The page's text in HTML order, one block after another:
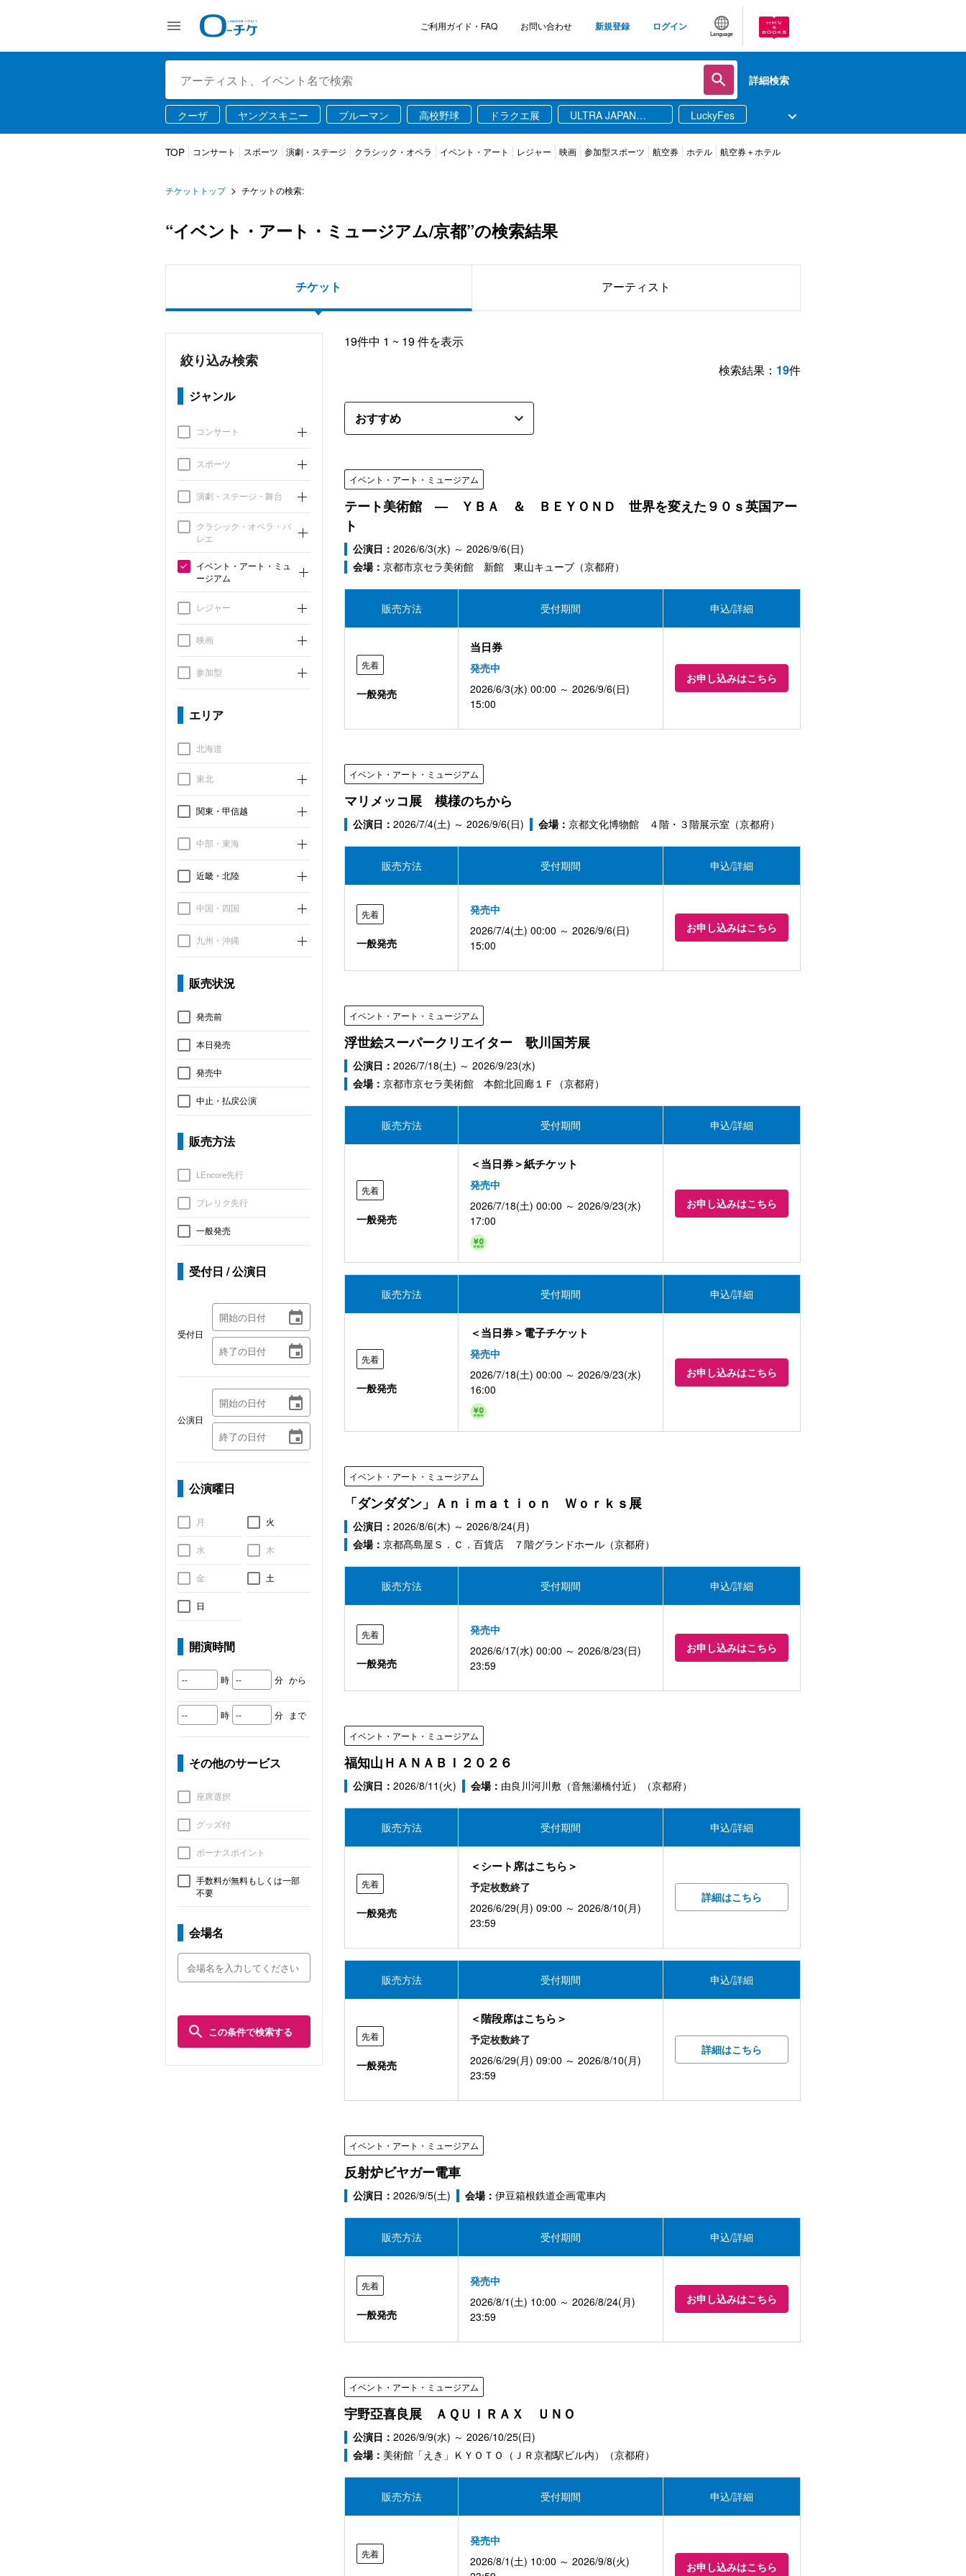
ご利用ガイド・FAQ お問い合わせ 新規登録 ログイン
Language
詳細検索
クーザ ヤングスキニー ブルーマン 高校野球 ドラクエ展
ULTRA JAPAN
2026
LuckyFes
TWS
USJ ライブ配信
TOP コンサート スポーツ 演劇・ステージ クラシック・オペラ イベント・アート レジャー 映画 参加型スポーツ 航空券 ホテル 航空券＋ホテル
チケットトップ チケットの検索:
“イベント・アート・ミュージアム/京都”の検索結果
チケット アーティスト
絞り込み検索
ジャンル
コンサート
スポーツ
演劇・ステージ・舞台
クラシック・オペラ・バ
レエ
イベント・アート・ミュ
ージアム
レジャー
映画
参加型
エリア
北海道
東北
関東・甲信越
中部・東海
近畿・北陸
中国・四国
九州・沖縄
販売状況
発売前
本日発売
発売中
中止・払戻公演
販売方法
LEncore先行
プレリク先行
一般発売
受付日 / 公演日
受付日
公演日
公演曜日
月 火
水 木
金 土
日
開演時間
時 分 から
時 分 まで
その他のサービス
座席選択
グッズ付
ボーナスポイント
手数料が無料もしくは一部
不要
会場名
この条件で検索する
19件中 1 ~ 19件を表示
検索結果： 19件
イベント・アート・ミュージアム
テート美術館 ― ＹＢＡ ＆ ＢＥＹＯＮＤ 世界を変えた９０ｓ英国アー
ト
公演日： 2026/6/3(水) ～ 2026/9/6(日)
会場： 京都市京セラ美術館 新館 東山キューブ（京都府）
販売方法
先着
一般発売
受付期間
当日券
発売中
2026/6/3(水) 00:00 ～ 2026/9/6(日)
15:00
申込/詳細
お申し込みはこちら
イベント・アート・ミュージアム
マリメッコ展 模様のちから
公演日： 2026/7/4(土) ～ 2026/9/6(日) 会場： 京都文化博物館 ４階・３階展示室（京都府）
販売方法
先着
一般発売
受付期間
発売中
2026/7/4(土) 00:00 ～ 2026/9/6(日)
15:00
申込/詳細
お申し込みはこちら
イベント・アート・ミュージアム
浮世絵スーパークリエイター 歌川国芳展
公演日： 2026/7/18(土) ～ 2026/9/23(水)
会場： 京都市京セラ美術館 本館北回廊１Ｆ（京都府）
販売方法
先着
一般発売
受付期間
＜当日券＞紙チケット
発売中
2026/7/18(土) 00:00 ～ 2026/9/23(水)
17:00
申込/詳細
お申し込みはこちら
販売方法
先着
一般発売
受付期間
＜当日券＞電子チケット
発売中
2026/7/18(土) 00:00 ～ 2026/9/23(水)
16:00
申込/詳細
お申し込みはこちら
イベント・アート・ミュージアム
「ダンダダン」Ａｎｉｍａｔｉｏｎ Ｗｏｒｋｓ展
公演日： 2026/8/6(木) ～ 2026/8/24(月)
会場： 京都髙島屋Ｓ．Ｃ．百貨店 ７階グランドホール（京都府）
販売方法
先着
一般発売
受付期間
発売中
2026/6/17(水) 00:00 ～ 2026/8/23(日)
23:59
申込/詳細
お申し込みはこちら
イベント・アート・ミュージアム
福知山ＨＡＮＡＢＩ２０２６
公演日： 2026/8/11(火) 会場： 由良川河川敷（音無瀬橋付近）（京都府）
販売方法
先着
一般発売
受付期間
＜シート席はこちら＞
予定枚数終了
2026/6/29(月) 09:00 ～ 2026/8/10(月)
23:59
申込/詳細
詳細はこちら
販売方法
先着
一般発売
受付期間
＜階段席はこちら＞
予定枚数終了
2026/6/29(月) 09:00 ～ 2026/8/10(月)
23:59
申込/詳細
詳細はこちら
イベント・アート・ミュージアム
反射炉ビヤガー電車
公演日： 2026/9/5(土) 会場： 伊豆箱根鉄道企画電車内
販売方法
先着
一般発売
受付期間
発売中
2026/8/1(土) 10:00 ～ 2026/8/24(月)
23:59
申込/詳細
お申し込みはこちら
イベント・アート・ミュージアム
宇野亞喜良展 ＡＱＵＩＲＡＸ ＵＮＯ
公演日： 2026/9/9(水) ～ 2026/10/25(日)
会場： 美術館「えき」ＫＹＯＴＯ（ＪＲ京都駅ビル内）（京都府）
販売方法
先着
受付期間
発売中
2026/8/1(土) 10:00 ～ 2026/9/8(火)
申込/詳細
お申し込みはこちら